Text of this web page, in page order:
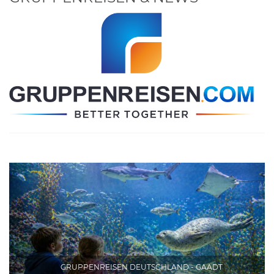
GRUPPENREISEN DEUTSCHLAND - GAADT